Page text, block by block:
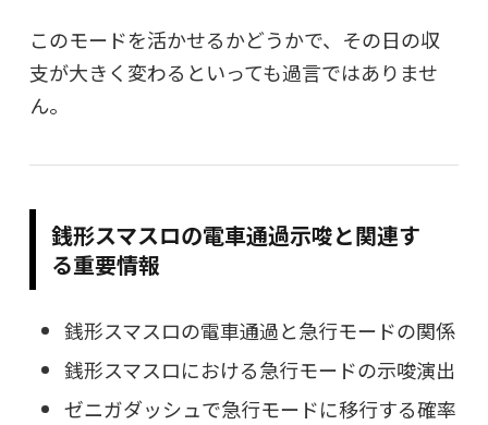
このモードを活かせるかどうかで、その日の収
支が大きく変わるといっても過言ではありませ
ん。
銭形スマスロの電車通過示唆と関連す
る重要情報
銭形スマスロの電車通過と急行モードの関係
銭形スマスロにおける急行モードの示唆演出
ゼニガダッシュで急行モードに移行する確率